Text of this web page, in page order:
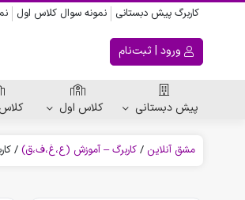
کاربرگ پیش دبستانی نمونه سوال کلاس اول
ورود | ثبت‌نام
پیش دبستانی کلاس اول
مشق آنلاین /کاربرگ – آموزش (ع،غ،ف،ق) /